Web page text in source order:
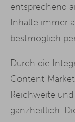
entsprechend
Inhalte immer
bestmöglich
Durch die
Content-
Reichweite
ganzheitlich.